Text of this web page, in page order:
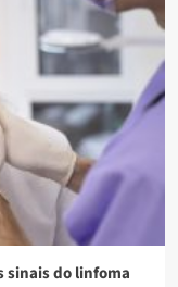
sinais do linfoma